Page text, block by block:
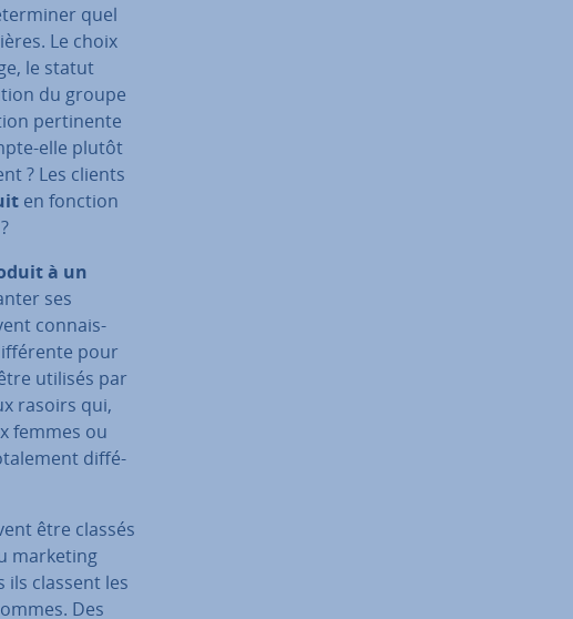
quel
Le choix
le statut
du groupe
per­ti­nente
elle plutôt
? Les clients
en fonction
à un
ses
con­nais­
pour
utilisés par
rasoirs qui,
femmes ou
dif­fé­
être classés
marketing
ils classent les
Des